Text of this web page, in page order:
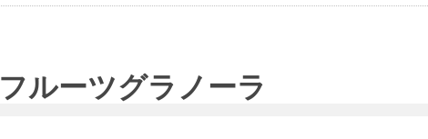
フルーツグラノーラ